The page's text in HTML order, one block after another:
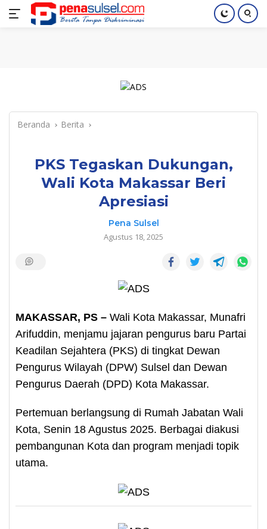
Langsung
Home Nasional Pendidikan Index
Beranda Berita
PKS Tegaskan Dukungan,
Wali Kota Makassar Beri
Apresiasi
Pena Sulsel
Agustus 18, 2025
MAKASSAR, PS – Wali Kota Makassar, Munafri
Arifuddin, menjamu jajaran pengurus baru Partai
Keadilan Sejahtera (PKS) di tingkat Dewan
Pengurus Wilayah (DPW) Sulsel dan Dewan
Pengurus Daerah (DPD) Kota Makassar.
Pertemuan berlangsung di Rumah Jabatan Wali
Kota, Senin 18 Agustus 2025. Berbagai diakusi
pembangunan Kota dan program menjadi topik
utama.